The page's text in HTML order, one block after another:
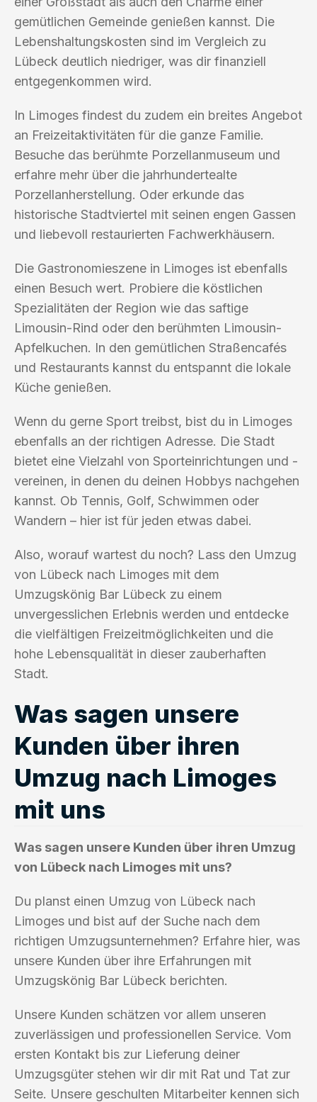
gemütlichen Gemeinde genießen kannst. Die
Lebenshaltungskosten sind im Vergleich zu
Lübeck deutlich niedriger, was dir finanziell
entgegenkommen wird.
In Limoges findest du zudem ein breites Angebot
an Freizeitaktivitäten für die ganze Familie.
Besuche das berühmte Porzellanmuseum und
erfahre mehr über die jahrhundertealte
Porzellanherstellung. Oder erkunde das
historische Stadtviertel mit seinen engen Gassen
und liebevoll restaurierten Fachwerkhäusern.
Die Gastronomieszene in Limoges ist ebenfalls
einen Besuch wert. Probiere die köstlichen
Spezialitäten der Region wie das saftige
Limousin-Rind oder den berühmten Limousin-
Apfelkuchen. In den gemütlichen Straßencafés
und Restaurants kannst du entspannt die lokale
Küche genießen.
Wenn du gerne Sport treibst, bist du in Limoges
ebenfalls an der richtigen Adresse. Die Stadt
bietet eine Vielzahl von Sporteinrichtungen und -
vereinen, in denen du deinen Hobbys nachgehen
kannst. Ob Tennis, Golf, Schwimmen oder
Wandern – hier ist für jeden etwas dabei.
Also, worauf wartest du noch? Lass den Umzug
von Lübeck nach Limoges mit dem
Umzugskönig Bar Lübeck zu einem
unvergesslichen Erlebnis werden und entdecke
die vielfältigen Freizeitmöglichkeiten und die
hohe Lebensqualität in dieser zauberhaften
Stadt.
Was sagen unsere
Kunden über ihren
Umzug nach Limoges
mit uns
Was sagen unsere Kunden über ihren Umzug
von Lübeck nach Limoges mit uns?
Du planst einen Umzug von Lübeck nach
Limoges und bist auf der Suche nach dem
richtigen Umzugsunternehmen? Erfahre hier, was
unsere Kunden über ihre Erfahrungen mit
Umzugskönig Bar Lübeck berichten.
Unsere Kunden schätzen vor allem unseren
zuverlässigen und professionellen Service. Vom
ersten Kontakt bis zur Lieferung deiner
Umzugsgüter stehen wir dir mit Rat und Tat zur
Seite. Unsere geschulten Mitarbeiter kennen sich